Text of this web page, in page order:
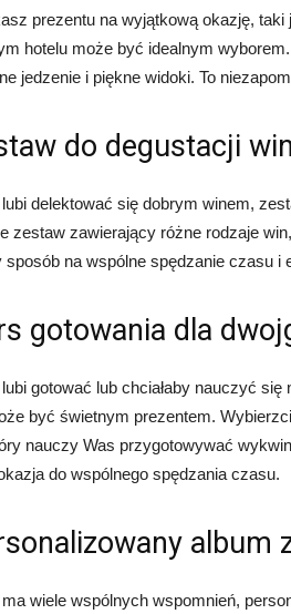
prezentu na wyjątkową okazję,
hotelu może być idealnym
jedzenie i piękne widoki. To
do degustacji win
delektować się dobrym winem,
zestaw zawierający różne rodzaje
sposób na wspólne spędzanie czasu i
gotowania dla
gotować lub chciałaby nauczyć
być świetnym prezentem.
nauczy Was przygotowywać
do wspólnego spędzania czasu.
album
wiele wspólnych wspomnień,